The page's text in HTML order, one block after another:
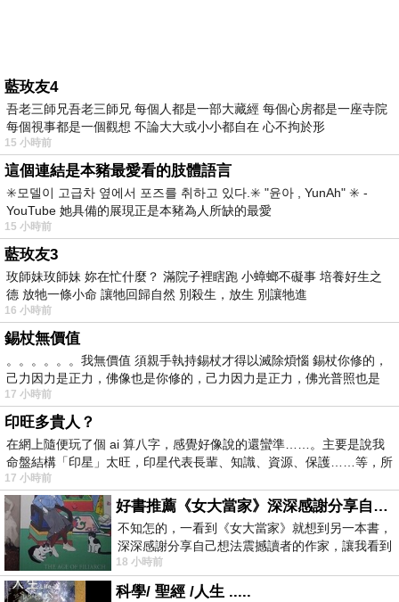
藍玫友4
吾老三師兄吾老三師兄 每個人都是一部大藏經 每個心房都是一座寺院
每個視事都是一個觀想 不論大大或小小都自在 心不拘於形
15 小時前
這個連結是本豬最愛看的肢體語言
✳️모델이 고급차 옆에서 포즈를 취하고 있다.✳️ "윤아 , YunAh" ✳️ -
YouTube 她具備的展現正是本豬為人所缺的最愛
15 小時前
藍玫友3
玫師妹玫師妹 妳在忙什麼？ 滿院子裡瞎跑 小蟑螂不礙事 培養好生之
德 放牠一條小命 讓牠回歸自然 別殺生，放生 別讓牠進
16 小時前
錫杖無價值
。。。。。。我無價值 須親手執持錫杖才得以滅除煩惱 錫杖你修的，
己力因力是正力，佛像也是你修的，己力因力是正力，佛光普照也是
17 小時前
印旺多貴人？
在網上隨便玩了個 ai 算八字，感覺好像說的還蠻準……。主要是說我
命盤結構「印星」太旺，印星代表長輩、知識、資源、保護……等，所
17 小時前
好書推薦《女大當家》深深感謝分享自己想法震撼讀者的作家，讓我看到不同樣貌的家庭！
不知怎的，一看到《女大當家》就想到另一本書，
深深感謝分享自己想法震撼讀者的作家，讓我看到
不同樣貌的家庭！ 《女大
18 小時前
科學/ 聖經 /人生 .....